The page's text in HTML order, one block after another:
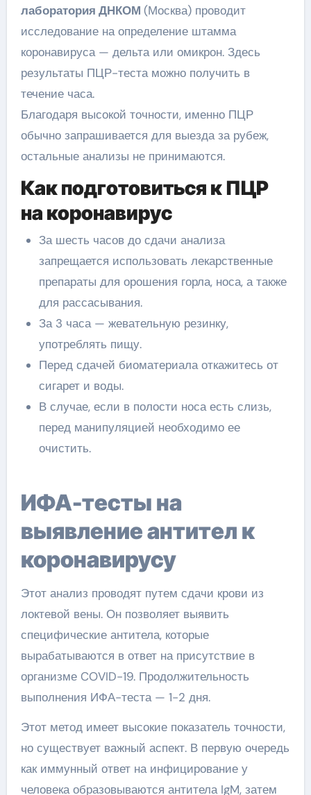
лаборатория ДНКОМ (Москва) проводит
исследование на определение штамма
коронавируса — дельта или омикрон. Здесь
результаты ПЦР-теста можно получить в
течение часа.
Благодаря высокой точности, именно ПЦР
обычно запрашивается для выезда за рубеж,
остальные анализы не принимаются.
Как подготовиться к ПЦР
на коронавирус
За шесть часов до сдачи анализа
запрещается использовать лекарственные
препараты для орошения горла, носа, а также
для рассасывания.
За 3 часа — жевательную резинку,
употреблять пищу.
Перед сдачей биоматериала откажитесь от
сигарет и воды.
В случае, если в полости носа есть слизь,
перед манипуляцией необходимо ее
очистить.
ИФА-тесты на
выявление антител к
коронавирусу
Этот анализ проводят путем сдачи крови из
локтевой вены. Он позволяет выявить
специфические антитела, которые
вырабатываются в ответ на присутствие в
организме COVID-19. Продолжительность
выполнения ИФА-теста — 1-2 дня.
Этот метод имеет высокие показатель точности,
но существует важный аспект. В первую очередь
как иммунный ответ на инфицирование у
человека образовываются антитела IgM, затем